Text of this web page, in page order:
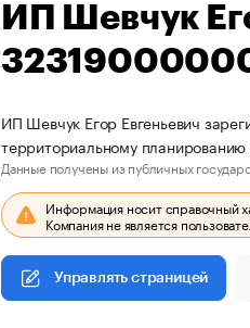
ИП Шевчук
ИП Шевчук Егор Евгеньевич
территориальному
Данные получены из публичных
Информация носит справочный
Компания не является
Управлять страницей